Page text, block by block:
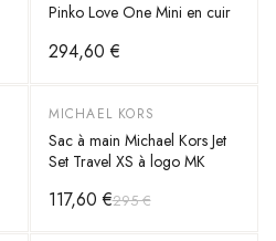
Pinko Love One Mini en cuir
294,60 €
-60%
MICHAEL KORS
Sac à main Michael Kors Jet
Set Travel XS à logo MK
117,60 €295 €